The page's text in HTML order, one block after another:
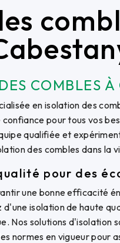
COMBLES
en isolation des
pour tous vos
qualifiée et
des combles dans la
pour des
une bonne efficacité
isolation de haute
Nos solutions d'isolation
normes en vigueur pour